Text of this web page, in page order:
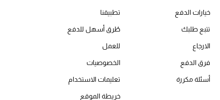
أبرز المصممين
تسوقوا الأحذية
خيارات الدفع
تتبع طلبك
الارجاع
فرق الدفع
أسئلة مكررة
تطبيقنا
طُرق أسهل للدفع
للعمل
الخصوصيات
تعليمات الاستخدام
خريطة الموقع